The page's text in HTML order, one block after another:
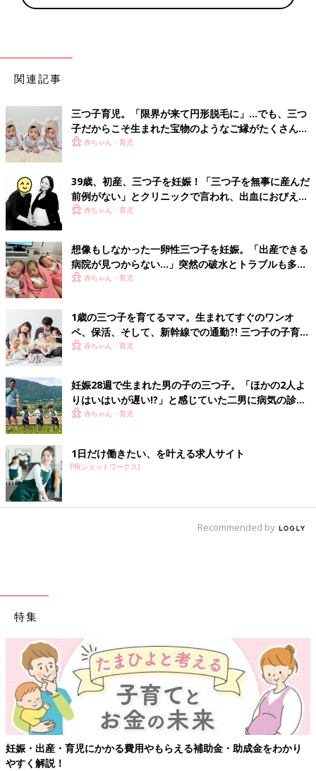
関連記事
三つ子育児。「限界が来て円形脱毛に」…でも、三つ
子だからこそ生まれた宝物のようなご縁がたくさん！
【体験談】
赤ちゃん・育児
39歳、初産、三つ子を妊娠！「三つ子を無事に産んだ
前例がない」とクリニックで言われ、出血におびえる
日々…【桑子英里アナ・インタビュー】
赤ちゃん・育児
想像もしなかった一卵性三つ子を妊娠。「出産できる
病院が見つからない…」突然の破水とトラブルも多数
経験！【体験談】
赤ちゃん・育児
1歳の三つ子を育てるママ。生まれてすぐのワンオ
ペ、保活、そして、新幹線での通勤⁈ 三つ子の子育て
のリアル【多胎育児体験談】
赤ちゃん・育児
妊娠28週で生まれた男の子の三つ子。「ほかの2人よ
りはいはいが遅い!?」と感じていた二男に病気の診断
が【脳室周囲白質軟化症】
赤ちゃん・育児
1日だけ働きたい、を叶える求人サイト
PR(ショットワークス)
Recommended by
特集
妊娠・出産・育児にかかる費用やもらえる補助金・助成金をわかり
やすく解説！